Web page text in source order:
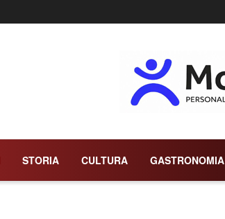
STORIA CULTURA GASTRONOMIA